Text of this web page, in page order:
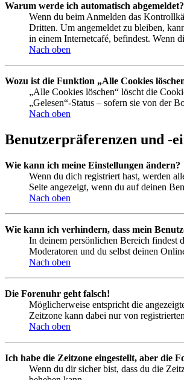
Warum werde ich automatisch abgemeldet?
Wenn du beim Anmelden das
Dritten. Um angemeldet zu bleiben,
in einem Internetcafé, befindest. Wenn
Nach oben
Wozu ist die Funktion „Alle Cookies
„Alle Cookies löschen“ löscht die
„Gelesen“-Status – sofern sie von der
Nach oben
Benutzerpräferenzen und -
Wie kann ich meine Einstellungen ändern?
Wenn du dich registriert hast, werden
Seite angezeigt, wenn du auf deinen
Nach oben
Wie kann ich verhindern, dass mein
In deinem persönlichen Bereich findest
Moderatoren und du selbst deinen
Nach oben
Die Forenuhr geht falsch!
Möglicherweise entspricht die
Zeitzone kann dabei nur von
Nach oben
Ich habe die Zeitzone eingestellt, aber die
Wenn du dir sicher bist, dass du die